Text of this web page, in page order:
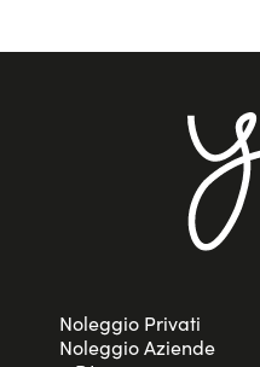
Noleggio Privati
Noleggio Aziende